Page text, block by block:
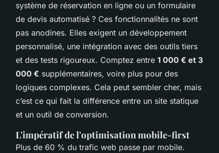
système de réservation en ligne ou un formulaire
de devis automatisé ? Ces fonctionnalités ne sont
pas anodines. Elles exigent un développement
personnalisé, une intégration avec des outils tiers
et des tests rigoureux. Comptez entre 1 000 € et 3
000 € supplémentaires, voire plus pour des
logiques complexes. Cela peut sembler cher, mais
c’est ce qui fait la différence entre un site statique
et un outil de conversion.
L'impératif de l'optimisation mobile-first
Plus de 60 % du trafic web passe par mobile.